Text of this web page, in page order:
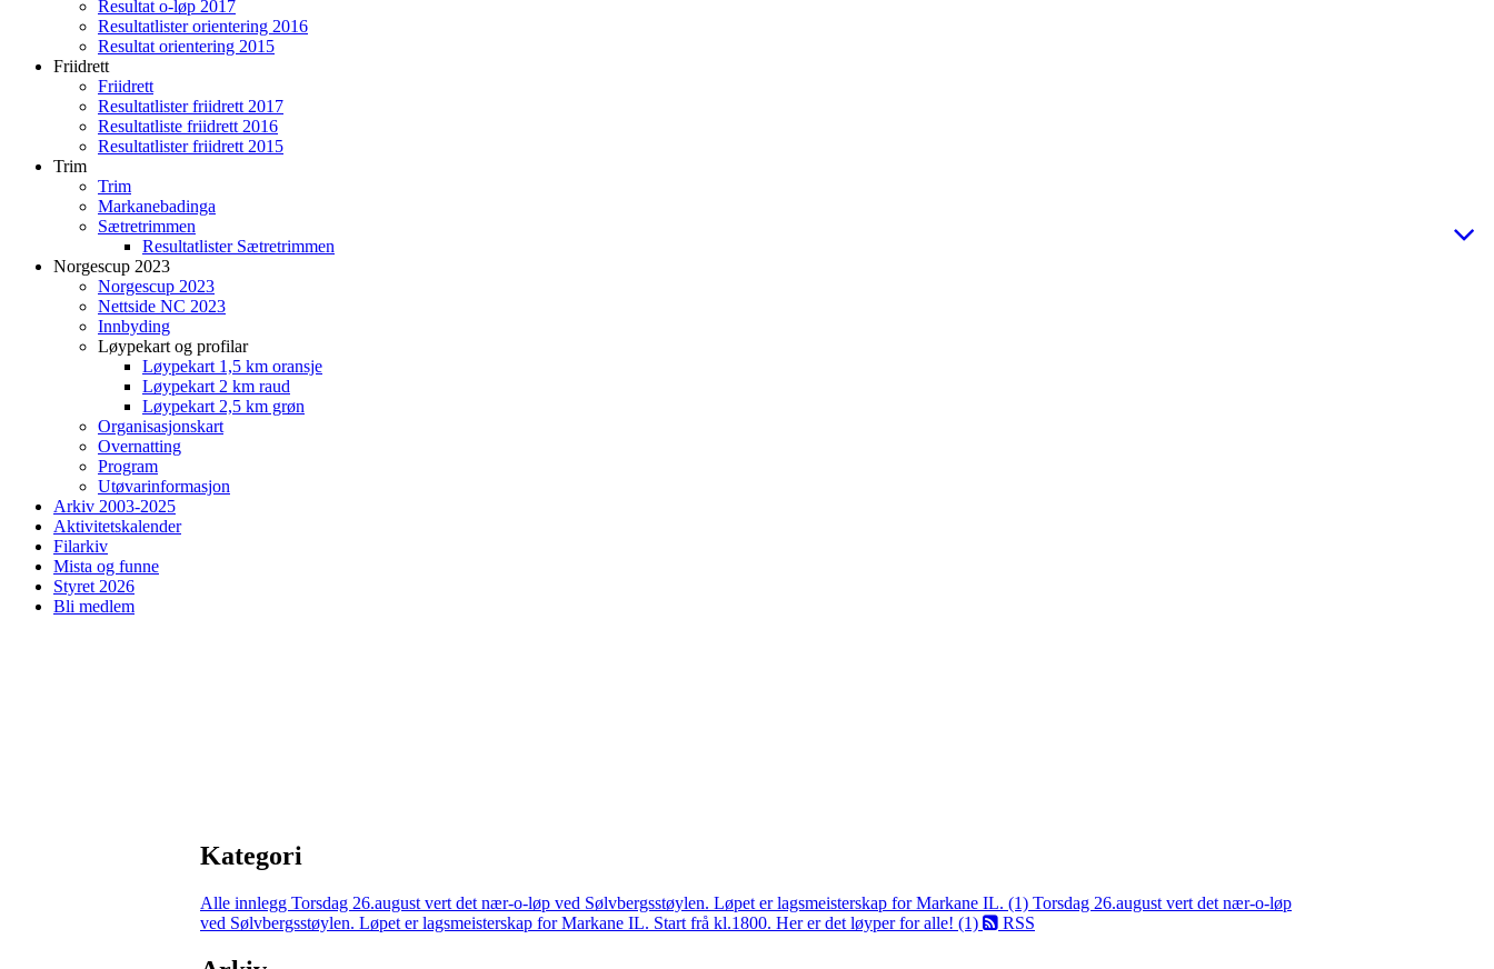
Resultat o-løp 2017
Resultatlister orientering 2016
Resultat orientering 2015
Friidrett
Friidrett
Resultatlister friidrett 2017
Resultatliste friidrett 2016
Resultatlister friidrett 2015
Trim
Trim
Markanebadinga
Sætretrimmen
Resultatlister Sætretrimmen
Norgescup 2023
Norgescup 2023
Nettside NC 2023
Innbyding
Løypekart og profilar
Løypekart 1,5 km oransje
Løypekart 2 km raud
Løypekart 2,5 km grøn
Organisasjonskart
Overnatting
Program
Utøvarinformasjon
Arkiv 2003-2025
Aktivitetskalender
Filarkiv
Mista og funne
Styret 2026
Bli medlem
Kategori
Alle innlegg Torsdag 26.august vert det nær-o-løp ved Sølvbergsstøylen. Løpet er lagsmeisterskap for Markane IL. (1) Torsdag 26.august vert det nær-o-løp
ved Sølvbergsstøylen. Løpet er lagsmeisterskap for Markane IL. Start frå kl.1800. Her er det løyper for alle! (1)
RSS